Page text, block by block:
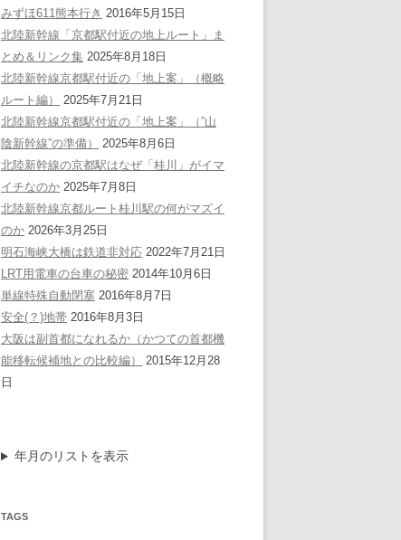
みずほ611熊本行き 2016年5月15日
北陸新幹線「京都駅付近の地上ルート」ま
とめ＆リンク集 2025年8月18日
北陸新幹線京都駅付近の「地上案」（概略
ルート編）
2025年7月21日
北陸新幹線京都駅付近の「地上案」（”山
陰新幹線”の準備）
2025年8月6日
北陸新幹線の京都駅はなぜ「桂川」がイマ
イチなのか 2025年7月8日
北陸新幹線京都ルート桂川駅の何がマズイ
のか 2026年3月25日
明石海峡大橋は鉄道非対応 2022年7月21日
LRT用電車の台車の秘密 2014年10月6日
単線特殊自動閉塞 2016年8月7日
安全(？)地帯 2016年8月3日
大阪は副首都になれるか（かつての首都機
能移転候補地との比較編）
2015年12月28
日
年月のリストを表示
TAGS